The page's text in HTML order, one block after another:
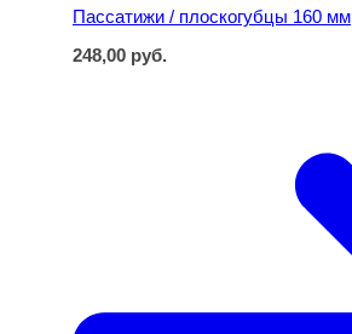
Пассатижи / плоскогубцы 160 мм
248,00 руб.